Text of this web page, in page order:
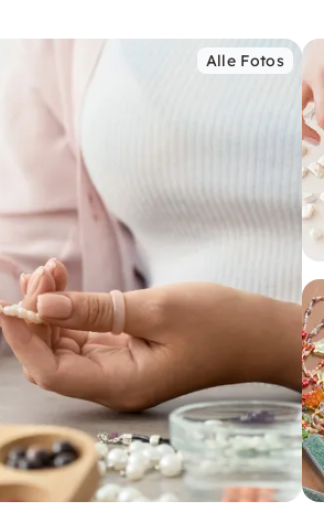
Alle Fotos